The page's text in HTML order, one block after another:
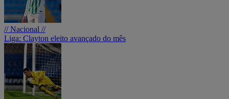
// Nacional //
Liga: Clayton eleito avançado do mês